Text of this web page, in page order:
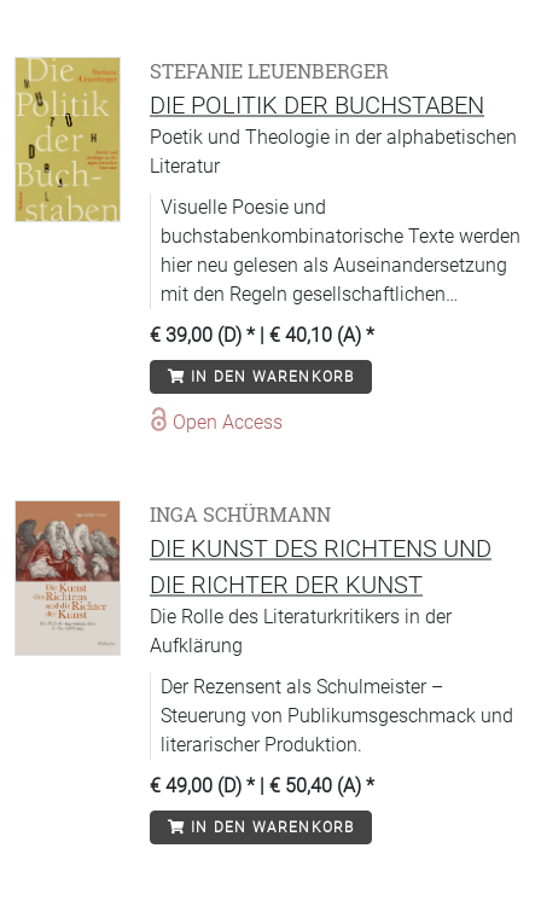
STEFANIE LEUENBERGER
DIE POLITIK DER BUCHSTABEN
Poetik und Theologie in der alphabetischen
Literatur
Visuelle Poesie und
buchstabenkombinatorische Texte werden
hier neu gelesen als Auseinandersetzung
mit den Regeln gesellschaftlichen
Zusammenlebens.
€ 39,00 (D) * | € 40,10 (A) *
IN DEN WARENKORB
Open Access
INGA SCHÜRMANN
DIE KUNST DES RICHTENS UND
DIE RICHTER DER KUNST
Die Rolle des Literaturkritikers in der
Aufklärung
Der Rezensent als Schulmeister –
Steuerung von Publikumsgeschmack und
literarischer Produktion.
€ 49,00 (D) * | € 50,40 (A) *
IN DEN WARENKORB